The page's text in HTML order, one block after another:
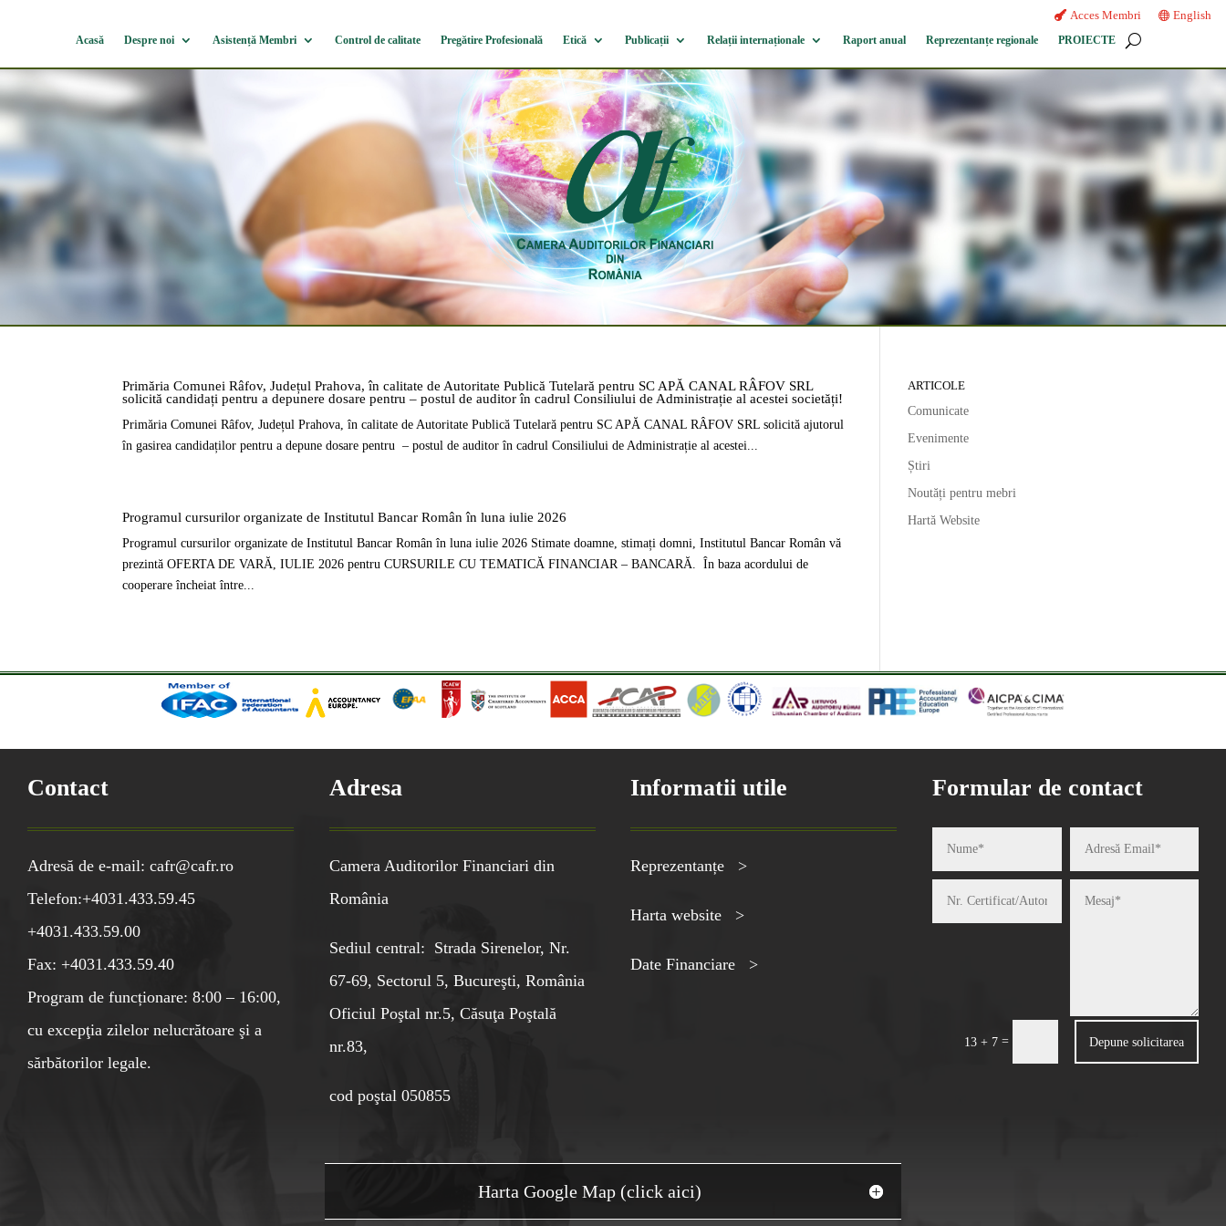
Acces Membri English
Acasă Despre noi Asistență Membri Control de calitate Pregătire Profesională Etică Publicații Relații internaționale Raport anual Reprezentanțe regionale PROIECTE
Primăria Comunei Râfov, Județul Prahova, în calitate de Autoritate Publică Tutelară pentru SC APĂ CANAL RÂFOV SRL
solicită candidați pentru a depunere dosare pentru – postul de auditor în cadrul Consiliului de Administrație al acestei societăți!
Primăria Comunei Râfov, Județul Prahova, în calitate de Autoritate Publică Tutelară pentru SC APĂ CANAL RÂFOV SRL solicită ajutorul
în gasirea candidaților pentru a depune dosare pentru – postul de auditor în cadrul Consiliului de Administrație al acestei...
Programul cursurilor organizate de Institutul Bancar Român în luna iulie 2026
Programul cursurilor organizate de Institutul Bancar Român în luna iulie 2026 Stimate doamne, stimați domni, Institutul Bancar Român vă
prezintă OFERTA DE VARĂ, IULIE 2026 pentru CURSURILE CU TEMATICĂ FINANCIAR – BANCARĂ. În baza acordului de
cooperare încheiat între...
ARTICOLE
Comunicate
Evenimente
Știri
Noutăți pentru mebri
Hartă Website
Contact
Adresă de e-mail: cafr@cafr.ro
Telefon:+4031.433.59.45
+4031.433.59.00
Fax: +4031.433.59.40
Program de funcționare: 8:00 – 16:00,
cu excepţia zilelor nelucrătoare şi a
sărbătorilor legale.
Adresa
Camera Auditorilor Financiari din
România
Sediul central: Strada Sirenelor, Nr.
67-69, Sectorul 5, Bucureşti, România
Oficiul Poştal nr.5, Căsuţa Poştală
nr.83,
cod poştal 050855
Informatii utile
Reprezentanțe >
Harta website >
Date Financiare >
Formular de contact
13 + 7= Depune solicitarea
Harta Google Map (click aici)